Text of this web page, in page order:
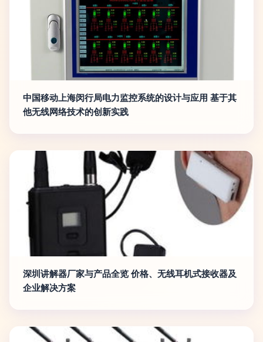
中国移动上海闵行局电力监控系统的设计与应用 基于其
他无线网络技术的创新实践
深圳讲解器厂家与产品全览 价格、无线耳机式接收器及
企业解决方案